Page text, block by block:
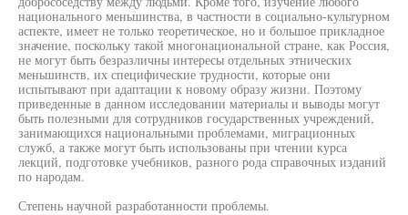
национального меньшинства, в частности в социально-культурном
аспекте, имеет не только теоретическое, но и большое прикладное
значение, поскольку такой многонациональной стране, как Россия,
не могут быть безразличны интересы отдельных этнических
меньшинств, их специфические трудности, которые они
испытывают при адаптации к новому образу жизни. Поэтому
приведенные в данном исследовании материалы и выводы могут
быть полезными для сотрудников государственных учреждений,
занимающихся национальными проблемами, миграционных
служб, а также могут быть использованы при чтении курса
лекций, подготовке учебников, разного рода справочных изданий
по народам.
Степень научной разработанности проблемы.